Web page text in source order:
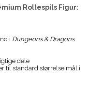
Rollespils Figur:
i Dungeons & Dragons
dele
til standard størrelse mål i